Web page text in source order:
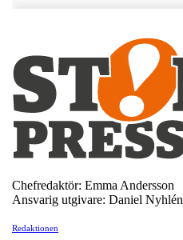
Chefredaktör: Emma Andersson
Ansvarig utgivare: Daniel Nyhlén
Redaktionen